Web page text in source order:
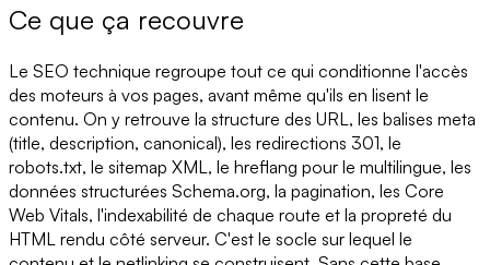
Ce que ça recouvre
Le SEO technique regroupe tout ce qui conditionne l'accès
des moteurs à vos pages, avant même qu'ils en lisent le
contenu. On y retrouve la structure des URL, les balises meta
(title, description, canonical), les redirections 301, le
robots.txt, le sitemap XML, le hreflang pour le multilingue, les
données structurées Schema.org, la pagination, les Core
Web Vitals, l'indexabilité de chaque route et la propreté du
HTML rendu côté serveur. C'est le socle sur lequel le